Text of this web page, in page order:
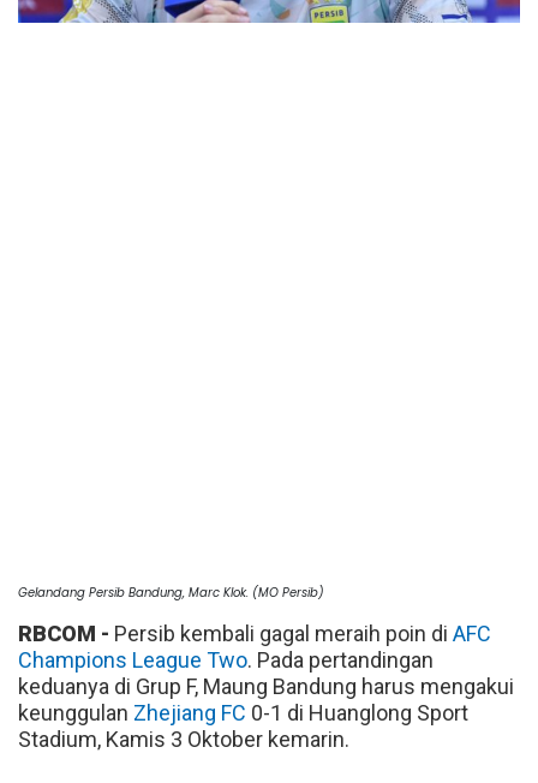
Gelandang Persib Bandung, Marc Klok. (MO Persib)
RBCOM - Persib kembali gagal meraih poin di AFC
Champions League Two. Pada pertandingan
keduanya di Grup F, Maung Bandung harus mengakui
keunggulan Zhejiang FC 0-1 di Huanglong Sport
Stadium, Kamis 3 Oktober kemarin.